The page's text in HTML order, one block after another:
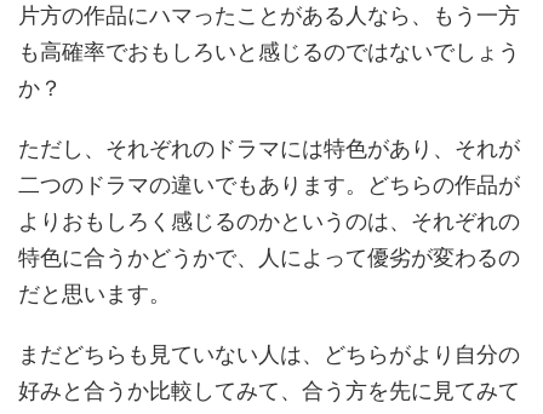
片方の作品にハマったことがある人なら、もう一方
も高確率でおもしろいと感じるのではないでしょう
か？
ただし、それぞれのドラマには特色があり、それが
二つのドラマの違いでもあります。どちらの作品が
よりおもしろく感じるのかというのは、それぞれの
特色に合うかどうかで、人によって優劣が変わるの
だと思います。
まだどちらも見ていない人は、どちらがより自分の
好みと合うか比較してみて、合う方を先に見てみて